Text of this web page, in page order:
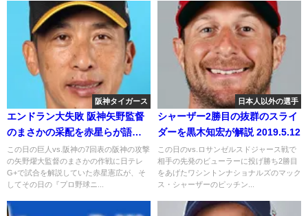
阪神タイガース
エンドラン大失敗 阪神矢野監督
のまさかの采配を赤星らが語る
2020.9.15
この日の巨人vs.阪神の7回表の阪神の攻撃
の矢野燿大監督のまさかの作戦に日テレ
G+で試合を解説していた赤星憲広が、そ
してその日の『プロ野球ニ...
日本人以外の選手
シャーザー2勝目の抜群のスライ
ダーを黒木知宏が解説 2019.5.12
この日のvs.ロサンゼルスドジャース戦で
相手の先発のビューラーに投げ勝ち2勝目
をあげたワシントンナショナルズのマック
ス・シャーザーのピッチン...